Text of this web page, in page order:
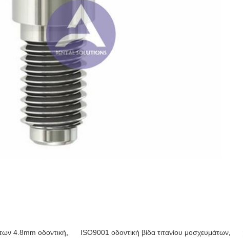
4.8mm οδοντική ISO9001 οδοντική βίδα τιτανίου μοσχευμάτων